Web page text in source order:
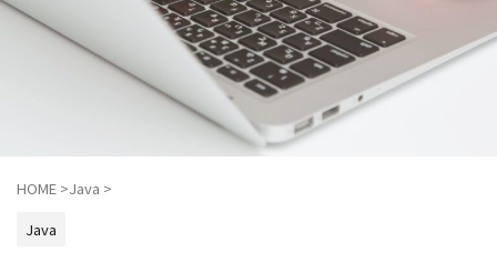
HOME >Java >
Java